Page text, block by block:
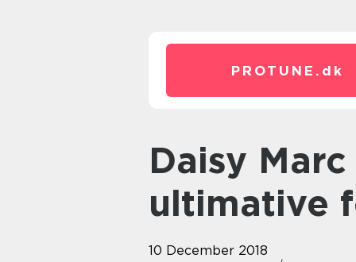
PROTUNE. dk
Daisy Marc Jacobs – den
ultimative
10 December 2018